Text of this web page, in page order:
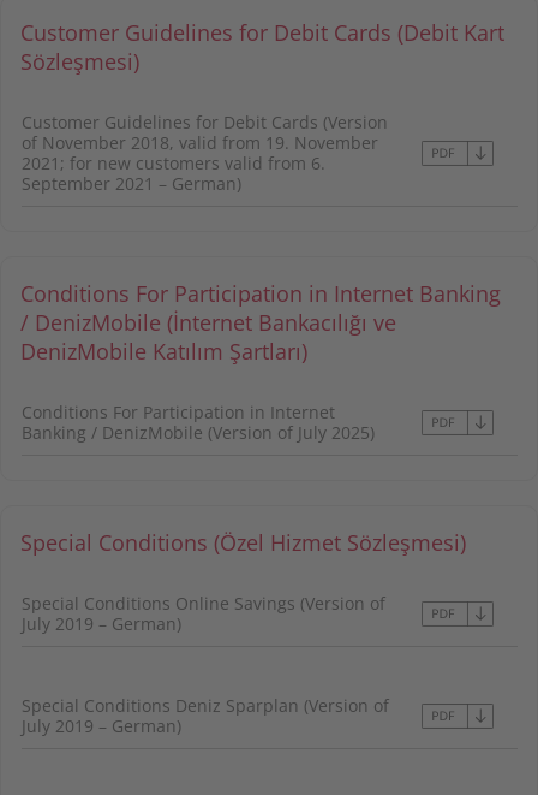
Customer Guidelines for Debit Cards (Debit Kart
Sözleşmesi)
Customer Guidelines for Debit Cards (Version
of November 2018, valid from 19. November
2021; for new customers valid from 6.
September 2021 – German)
Conditions For Participation in Internet Banking
/ DenizMobile (İnternet Bankacılığı ve
DenizMobile Katılım Şartları)
Conditions For Participation in Internet
Banking / DenizMobile (Version of July 2025)
Special Conditions (Özel Hizmet Sözleşmesi)
Special Conditions Online Savings (Version of
July 2019 – German)
Special Conditions Deniz Sparplan (Version of
July 2019 – German)